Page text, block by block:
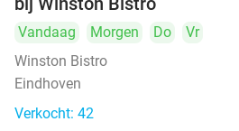
Vandaag Morgen Do
Vr
Winston Bistro
Eindhoven
Verkocht: 42